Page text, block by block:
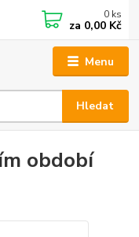
Menu
Hledat
0 ks
za 0,00 Kč
období